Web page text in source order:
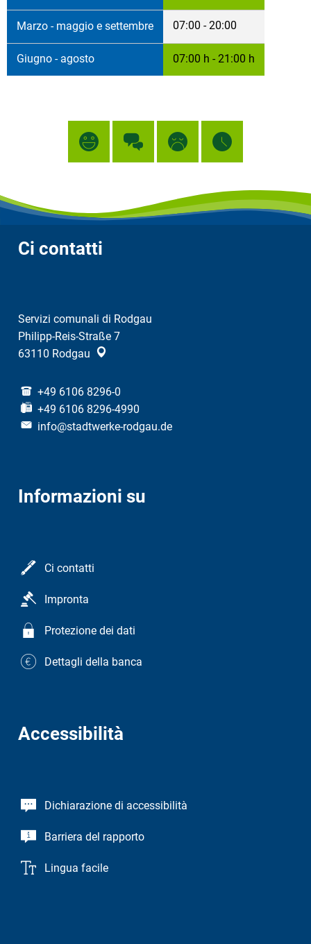
Marzo - maggio e settembre 07:00 - 20:00
Giugno - agosto 07:00 h - 21:00 h
Ci contatti
Servizi comunali di Rodgau
Philipp-Reis-Straße 7
63110 Rodgau
+49 6106 8296-0
+49 6106 8296-4990
info@stadtwerke-rodgau.de
Informazioni su
Ci contatti
Impronta
Protezione dei dati
Dettagli della banca
Accessibilità
Dichiarazione di accessibilità
Barriera del rapporto
Lingua facile